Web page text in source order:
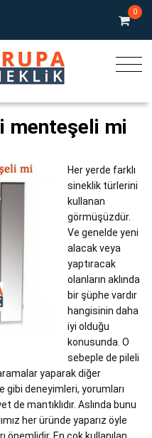
0
menteşeli mi
Her yerde farklı
sineklik türlerini
kullanan
görmüşüzdür.
Ve genelde yeni
alacak veya
yaptıracak
olanların aklında
bir şüphe vardır
hangisinin daha
iyi olduğu
konusunda. O
sebeple de pileli
yaparak diğer
gibi deneyimleri, yorumları
de mantıklıdır. Aslında bunu
her üründe yaparız öyle